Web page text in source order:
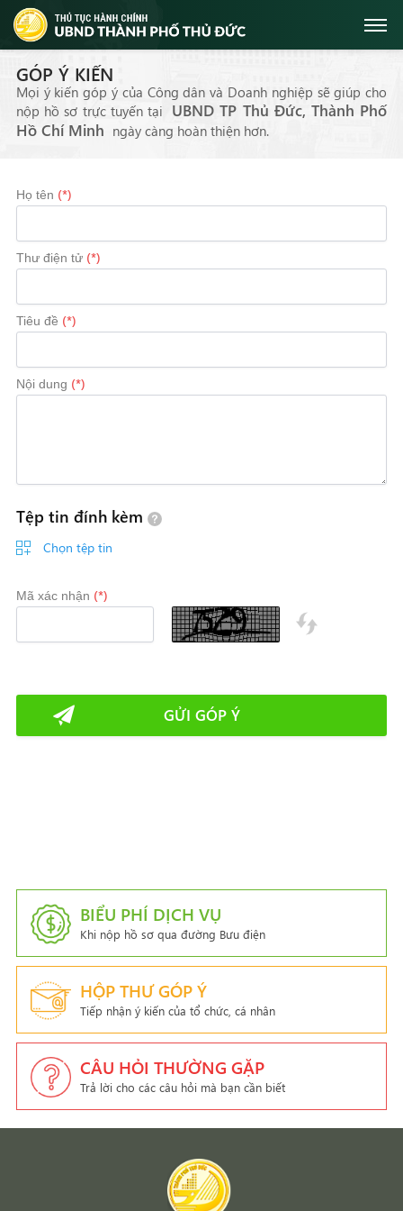
GÓP Ý KIẾN
Mọi ý kiến góp ý của Công dân và Doanh nghiệp sẽ giúp cho
nộp hồ sơ trực tuyến tại UBND TP Thủ Đức, Thành Phố
Hồ Chí Minh ngày càng hoàn thiện hơn.
Họ tên (*)
Thư điện tử (*)
Tiêu đề (*)
Nội dung (*)
Tệp tin đính kèm
Chọn tệp tin
Mã xác nhận (*)
GỬI GÓP Ý
BIỂU PHÍ DỊCH VỤ
Khi nộp hồ sơ qua đường Bưu điện
HỘP THƯ GÓP Ý
Tiếp nhận ý kiến của tổ chức, cá nhân
CÂU HỎI THƯỜNG GẶP
Trả lời cho các câu hỏi mà bạn cần biết